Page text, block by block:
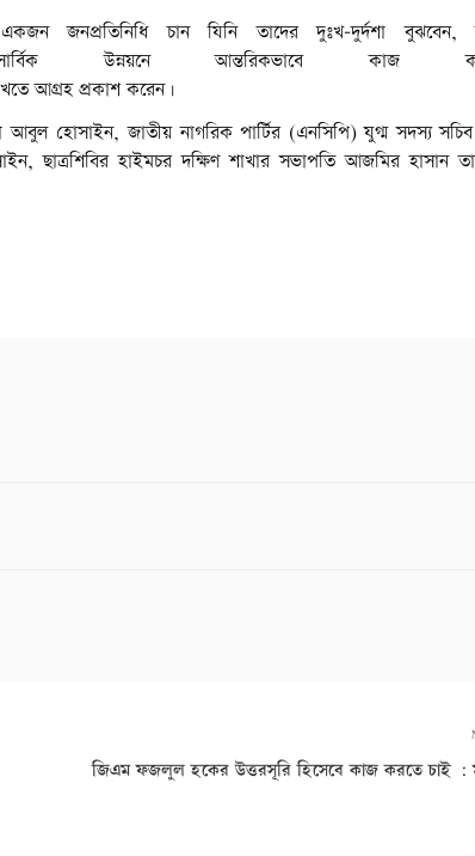
জনপ্রতিনিধি চান যিনি তাদের দুঃখ-দুর্দশা বুঝবেন,
উন্নয়নে আন্তরিকভাবে কাজ
আগ্রহ প্রকাশ করেন।
হোসাইন, জাতীয় নাগরিক পার্টির (এনসিপি) যুগ্ম সদস্য
ছাত্রশিবির হাইমচর দক্ষিণ শাখার সভাপতি আজমির হাসান
জিএম ফজলুল হকের উত্তরসূরি হিসেবে কাজ করতে চাই :